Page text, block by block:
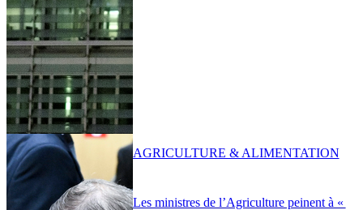
Les ministres de l’Agriculture peinent à «
AGRICULTURE & ALIMENTATION